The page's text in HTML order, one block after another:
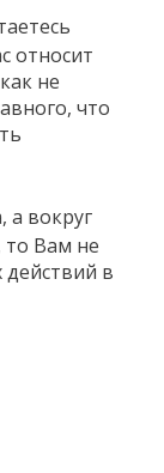
относит
не
что
а вокруг
то Вам не
в